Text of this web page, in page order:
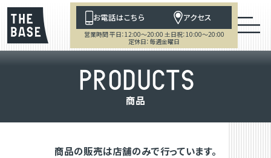
お電話はこちら アクセス
営業時間 平日：12:00～20:00 土日祝：10:00～20:00
定休日：毎週金曜日
PRODUCTS
商品
商品の販売は店舗のみで行っています。